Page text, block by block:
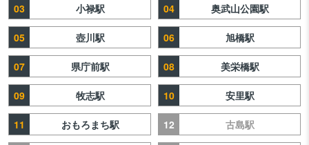
03 小禄駅 04 奥武山公園駅
05 壺川駅 06 旭橋駅
07 県庁前駅 08 美栄橋駅
09 牧志駅 10 安里駅
11 おもろまち駅 12 古島駅